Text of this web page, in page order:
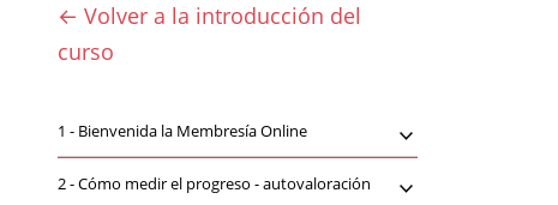
← Volver a la introducción del
curso
1 - Bienvenida la Membresía Online
2 -Cómo medir el progreso - autovaloración